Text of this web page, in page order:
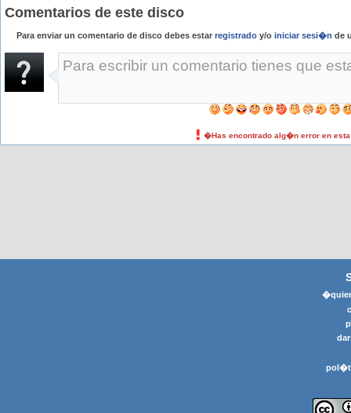
Comentarios de este disco
Para enviar un comentario de disco debes estar registrado y/o iniciar sesi�n de
�Has encontrado alg�n error en